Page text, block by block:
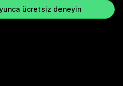
ücretsiz deneyin